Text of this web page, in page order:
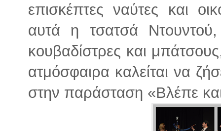
επισκέπτες ναύτες και
αυτά η τσατσά
κουβαδίστρες και
ατμόσφαιρα καλείται να
στην παράσταση «Βλέπε